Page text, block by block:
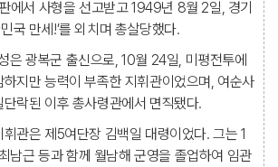
에서 사형을 선고받고 1949년 8월 2일, 경기
국 만세!’를 외치며 총살당했다.
은 광복군 출신으로, 10월 24일, 미평전투에
지만 능력이 부족한 지휘관이었으며, 여순사
락된 이후 총사령관에서 면직됐다.
관은 제5여단장 김백일 대령이었다. 그는 1
남근 등과 함께 월남해 군영을 졸업하여 임관